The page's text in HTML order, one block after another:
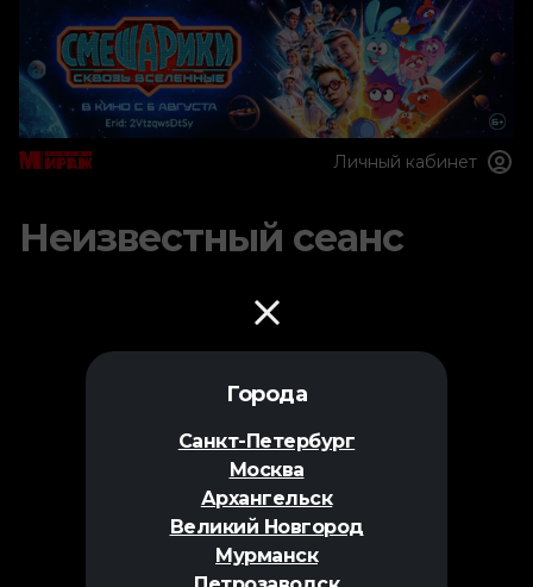
Города
Санкт-Петербург
Москва
Архангельск
Великий Новгород
Мурманск
Личный кабинет
Неизвестный сеанс